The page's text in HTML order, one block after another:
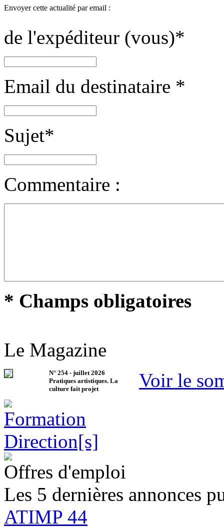
Envoyer cette actualité par email :
de l'expéditeur (vous)*
Email du destinataire *
Sujet*
Commentaire :
* Champs obligatoires
Le Magazine
N° 254 - juillet 2026
Pratiques artistiques. La
culture fait projet
Voir le
Offres d'emploi
Les 5 dernières annonces
ATIMP 44